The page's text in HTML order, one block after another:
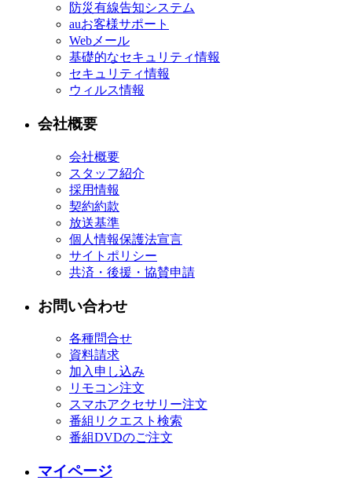
防災有線告知システム
auお客様サポート
Webメール
基礎的なセキュリティ情報
セキュリティ情報
ウィルス情報
会社概要
会社概要
スタッフ紹介
採用情報
契約約款
放送基準
個人情報保護法宣言
サイトポリシー
共済・後援・協賛申請
お問い合わせ
各種問合せ
資料請求
加入申し込み
リモコン注文
スマホアクセサリー注文
番組リクエスト検索
番組DVDのご注文
マイページ